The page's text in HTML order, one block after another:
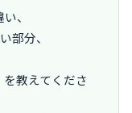
、
部分、
教えてくださ